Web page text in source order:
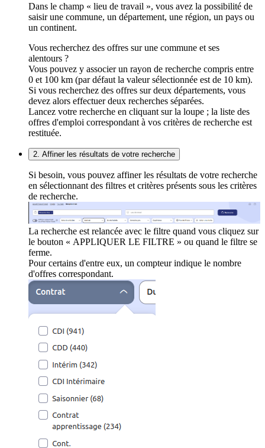
Dans le champ « lieu de travail », vous avez la possibilité de
saisir une commune, un département, une région, un pays ou
un continent.
Vous recherchez des offres sur une commune et ses
alentours ?
Vous pouvez y associer un rayon de recherche compris entre
0 et 100 km (par défaut la valeur sélectionnée est de 10 km).
Si vous recherchez des offres sur deux départements, vous
devez alors effectuer deux recherches séparées.
Lancez votre recherche en cliquant sur la loupe ; la liste des
offres d'emploi correspondant à vos critères de recherche est
restituée.
2. Affiner les résultats de votre recherche
Si besoin, vous pouvez affiner les résultats de votre recherche
en sélectionnant des filtres et critères présents sous les critères
de recherche.
La recherche est relancée avec le filtre quand vous cliquez sur
le bouton « APPLIQUER LE FILTRE » ou quand le filtre se
ferme.
Pour certains d'entre eux, un compteur indique le nombre
d'offres correspondant.